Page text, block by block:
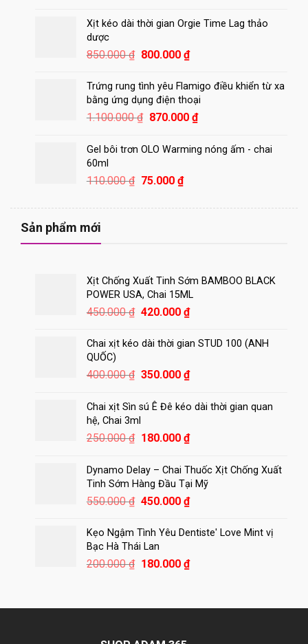
250.000 ₫.là:
Xịt kéo dài thời gian Orgie Time Lag thảo
dược
850.000₫ Giá
là:
850.000 ₫.
800.000 ₫Giá
tại
là:
800.000 ₫.
Trứng rung tình yêu Flamigo điều khiển từ xa
bằng ứng dụng điện thoại
1.100.000₫ Giá
là:
870.000 ₫Giá
tại
Gel bôi trơn OLO Warming nóng ấm - chai
60ml
110.000₫ Giá
là:
75.000 ₫Giá
tại
Sản phẩm mới
Xịt Chống Xuất Tinh Sớm BAMBOO BLACK
POWER USA, Chai 15ML
450.000₫ Giá
là:
420.000 ₫Giá
tại
420.000 ₫.
Chai xịt kéo dài thời gian STUD 100 (ANH
QUỐC)
400.000₫ Giá
là:
400.000 ₫.
350.000 ₫Giá
tại
350.000 ₫.
Chai xịt Sìn sú Ê Đê kéo dài thời gian quan
hệ, Chai 3ml
250.000₫ Giá
là:
250.000 ₫.
180.000 ₫Giá
tại
là:
180.000 ₫.
Dynamo Delay – Chai Thuốc Xịt Chống Xuất
Tinh Sớm Hàng Đầu Tại Mỹ
550.000₫ Giá
là:
550.000 ₫.
450.000 ₫Giá
tại
450.000 ₫.
Kẹo Ngậm Tình Yêu Dentiste' Love Mint vị
Bạc Hà Thái Lan
200.000₫ Giá
200.000 ₫.
180.000 ₫Giá
là: